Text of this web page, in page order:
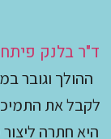
ד"ר בלנק
ההולך וגובר
לקבל את
היא חתרה